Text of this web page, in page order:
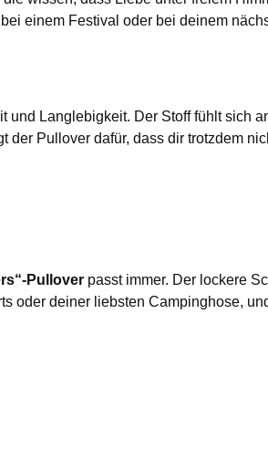
einem Festival oder bei deinem
Langlebigkeit. Der Stoff fühlt sich
Pullover dafür, dass dir trotzdem
Pullover passt immer. Der lockere
oder deiner liebsten Campinghose,